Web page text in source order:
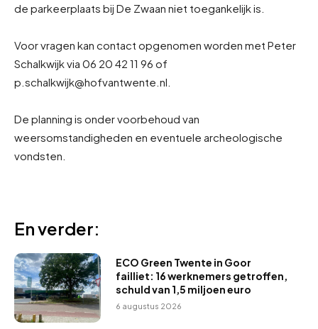
de parkeerplaats bij De Zwaan niet toegankelijk is.
Voor vragen kan contact opgenomen worden met Peter
Schalkwijk via 06 20 42 11 96 of
p.schalkwijk@hofvantwente.nl.
De planning is onder voorbehoud van
weersomstandigheden en eventuele archeologische
vondsten.
En verder:
ECO Green Twente in Goor
failliet: 16 werknemers getroffen,
schuld van 1,5 miljoen euro
6 augustus 2026